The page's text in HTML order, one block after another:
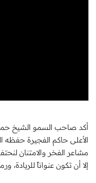
أكد صاحب السمو الشيخ
الأعلى حاكم الفجيرة حفظه
مشاعر الفخر والامتنان
إلا أن تكون عنواناً للريادة،